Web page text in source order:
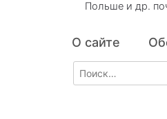
Польше и др.
О сайте
Search
for: